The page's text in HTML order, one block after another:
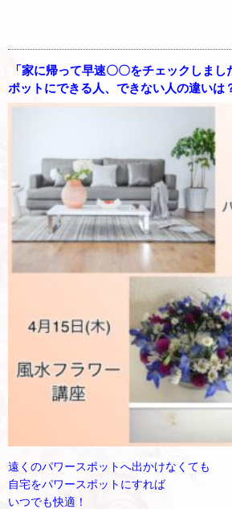
「家に帰って早速〇〇をチェックしま
ポットにできる人、できない人の違いは
遠くのパワースポットへ出かけなくても
自宅をパワースポットにすれば
いつでも快適！